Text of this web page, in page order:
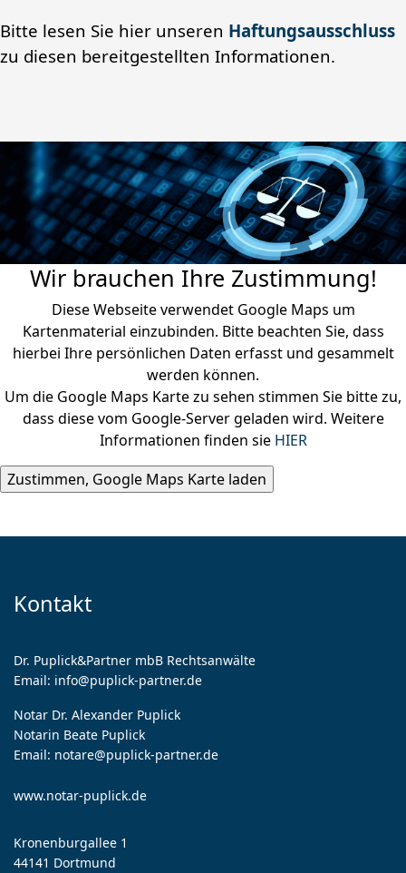
Bitte lesen Sie hier unseren Haftungsausschluss
zu diesen bereitgestellten Informationen.
Wir brauchen Ihre Zustimmung!
Diese Webseite verwendet Google Maps um
Kartenmaterial einzubinden. Bitte beachten Sie, dass
hierbei Ihre persönlichen Daten erfasst und gesammelt
werden können.
Um die Google Maps Karte zu sehen stimmen Sie bitte zu,
dass diese vom Google-Server geladen wird. Weitere
Informationen finden sie HIER
Kontakt
Dr. Puplick&Partner mbB Rechtsanwälte
Email: info@puplick-partner.de
Notar Dr. Alexander Puplick
Notarin Beate Puplick
Email: notare@puplick-partner.de
www.notar-puplick.de
Kronenburgallee 1
44141 Dortmund